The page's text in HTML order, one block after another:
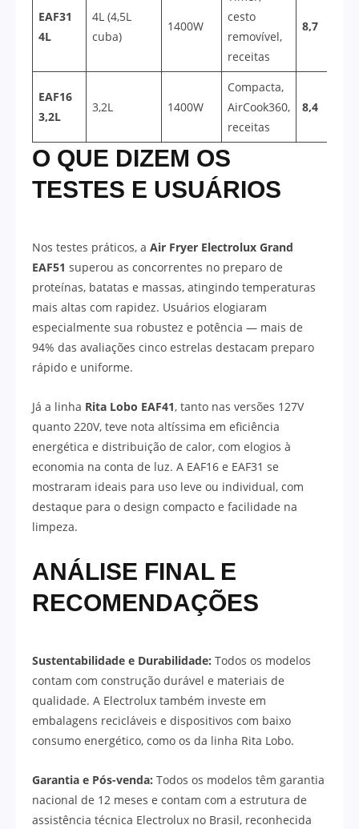
EAF31
4L
4L (4,5L
cuba)
1400W
cesto
removível,
receitas
8,7
EAF16
3,2L
3,2L 1400W
Compacta,
AirCook360,
receitas
8,4
O QUE DIZEM OS
TESTES E USUÁRIOS
Nos testes práticos, a Air Fryer Electrolux Grand
EAF51 superou as concorrentes no preparo de
proteínas, batatas e massas, atingindo temperaturas
mais altas com rapidez. Usuários elogiaram
especialmente sua robustez e potência — mais de
94% das avaliações cinco estrelas destacam preparo
rápido e uniforme.
Já a linha Rita Lobo EAF41, tanto nas versões 127V
quanto 220V, teve nota altíssima em eficiência
energética e distribuição de calor, com elogios à
economia na conta de luz. A EAF16 e EAF31 se
mostraram ideais para uso leve ou individual, com
destaque para o design compacto e facilidade na
limpeza.
ANÁLISE FINAL E
RECOMENDAÇÕES
Sustentabilidade e Durabilidade: Todos os modelos
contam com construção durável e materiais de
qualidade. A Electrolux também investe em
embalagens recicláveis e dispositivos com baixo
consumo energético, como os da linha Rita Lobo.
Garantia e Pós-venda: Todos os modelos têm garantia
nacional de 12 meses e contam com a estrutura de
assistência técnica Electrolux no Brasil, reconhecida